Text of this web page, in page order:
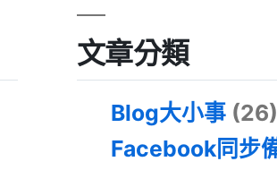
文章分類
Blog大小事 (26)
Facebook同步